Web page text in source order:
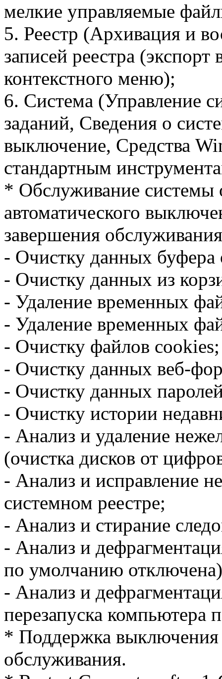
мелкие управляемые
5. Реестр (Архивация и
записей реестра
контекстного меню);
6. Система (Управление
заданий, Сведения о
выключение, Средства
стандартным
* Обслуживание
автоматического
завершения
- Очистку данных буфера
- Очистку данных из
- Удаление временных
- Удаление временных
- Очистку файлов cookies;
- Очистку данных веб-
- Очистку данных
- Очистку истории
- Анализ и удаление
(очистка дисков от
- Анализ и исправление
системном реестре;
- Анализ и стирание
- Анализ и
по умолчанию
- Анализ и
перезапуска
* Поддержка выключения
обслуживания.